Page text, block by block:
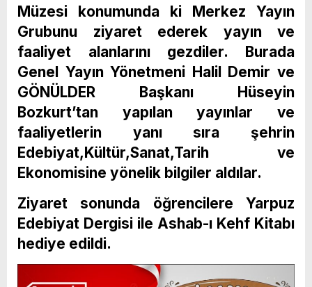
Müzesi konumunda ki Merkez Yayın
Grubunu ziyaret ederek yayın ve
faaliyet alanlarını gezdiler. Burada
Genel Yayın Yönetmeni Halil Demir ve
GÖNÜLDER Başkanı Hüseyin
Bozkurt’tan yapılan yayınlar ve
faaliyetlerin yanı sıra şehrin
Edebiyat,Kültür,Sanat,Tarih ve
Ekonomisine yönelik bilgiler aldılar.
Ziyaret sonunda öğrencilere Yarpuz
Edebiyat Dergisi ile Ashab-ı Kehf Kitabı
hediye edildi.